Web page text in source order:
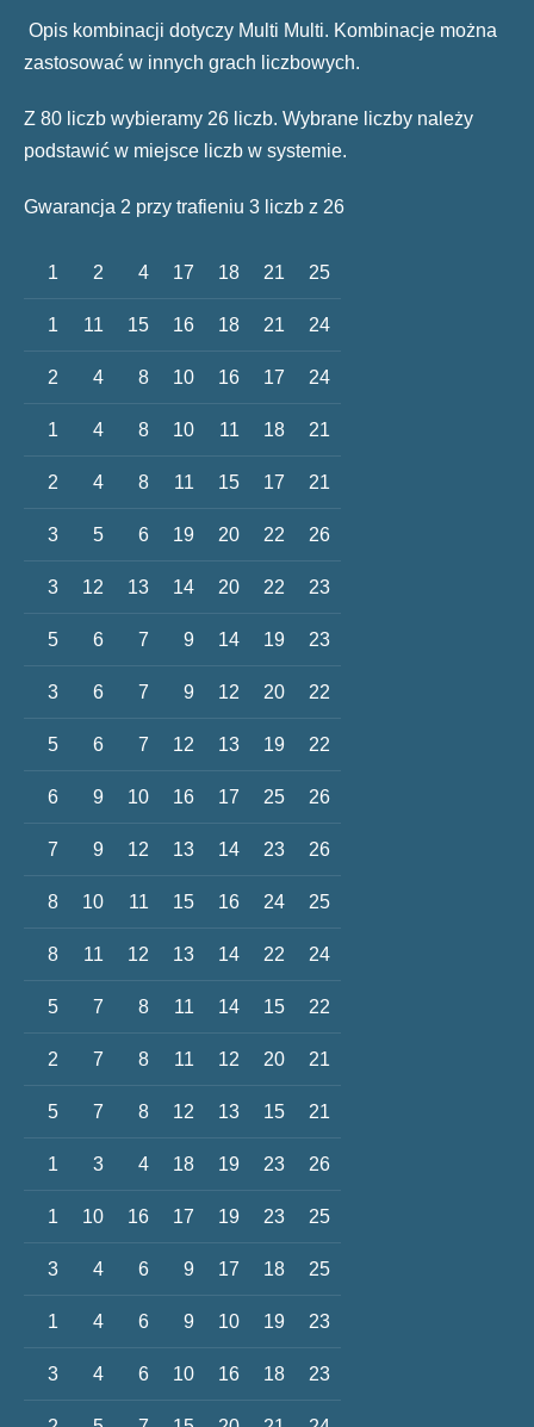
Opis kombinacji dotyczy Multi Multi. Kombinacje można
zastosować w innych grach liczbowych.
Z 80 liczb wybieramy 26 liczb. Wybrane liczby należy
podstawić w miejsce liczb w systemie.
Gwarancja 2 przy trafieniu 3 liczb z 26
1 2 4 17 18 21 25
1 11 15 16 18 21 24
2 4 8 10 16 17 24
1 4 8 10 11 18 21
2 4 8 11 15 17 21
3 5 6 19 20 22 26
3 12 13 14 20 22 23
5 6 7 9 14 19 23
3 6 7 9 12 20 22
5 6 7 12 13 19 22
6 9 10 16 17 25 26
7 9 12 13 14 23 26
8 10 11 15 16 24 25
8 11 12 13 14 22 24
5 7 8 11 14 15 22
2 7 8 11 12 20 21
5 7 8 12 13 15 21
1 3 4 18 19 23 26
1 10 16 17 19 23 25
3 4 6 9 17 18 25
1 4 6 9 10 19 23
3 4 6 10 16 18 23